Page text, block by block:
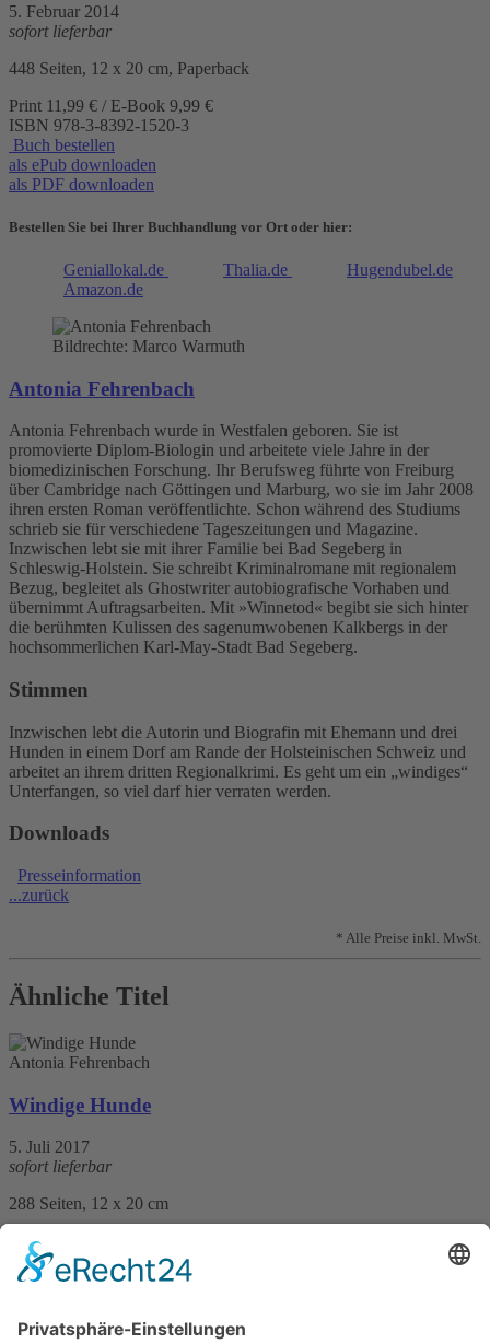
5. Februar 2014
sofort lieferbar
448 Seiten, 12 x 20 cm, Paperback
Print 11,99 € / E-Book 9,99 €
ISBN 978-3-8392-1520-3
Buch bestellen
als ePub downloaden
als PDF downloaden
Bestellen Sie bei Ihrer Buchhandlung vor Ort oder hier:
Geniallokal.de Thalia.de
Hugendubel.de
Amazon.de
Bildrechte: Marco Warmuth
Antonia Fehrenbach
Antonia Fehrenbach wurde in Westfalen geboren. Sie ist
promovierte Diplom-Biologin und arbeitete viele Jahre in der
biomedizinischen Forschung. Ihr Berufsweg führte von Freiburg
über Cambridge nach Göttingen und Marburg, wo sie im Jahr 2008
ihren ersten Roman veröffentlichte. Schon während des Studiums
schrieb sie für verschiedene Tageszeitungen und Magazine.
Inzwischen lebt sie mit ihrer Familie bei Bad Segeberg in
Schleswig-Holstein. Sie schreibt Kriminalromane mit regionalem
Bezug, begleitet als Ghostwriter autobiografische Vorhaben und
übernimmt Auftragsarbeiten. Mit »Winnetod« begibt sie sich hinter
die berühmten Kulissen des sagenumwobenen Kalkbergs in der
hochsommerlichen Karl-May-Stadt Bad Segeberg.
Stimmen
Inzwischen lebt die Autorin und Biografin mit Ehemann und drei
Hunden in einem Dorf am Rande der Holsteinischen Schweiz und
arbeitet an ihrem dritten Regionalkrimi. Es geht um ein „windiges“
Unterfangen, so viel darf hier verraten werden.
Downloads
Presseinformation
...zurück
* Alle Preise inkl. MwSt.
Ähnliche Titel
Antonia Fehrenbach
Windige Hunde
5. Juli 2017
sofort lieferbar
288 Seiten, 12 x 20 cm
Print 12,– € / E-Book 5,99 €
mehr Infos …